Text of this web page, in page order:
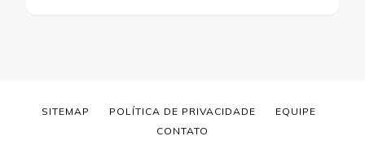
SITEMAP POLÍTICA DE PRIVACIDADE
EQUIPE
CONTATO